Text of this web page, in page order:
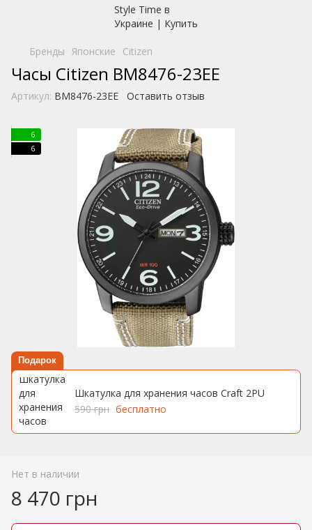
Бренды Японские Citizen
Часы Citizen BM8476-23EE
Артикул: BM8476-23EE Оставить отзыв
6
6
Подарок
Шкатулка для хранения часов Craft 2PU
590 грн бесплатно
Нет в наличии
8 470 грн